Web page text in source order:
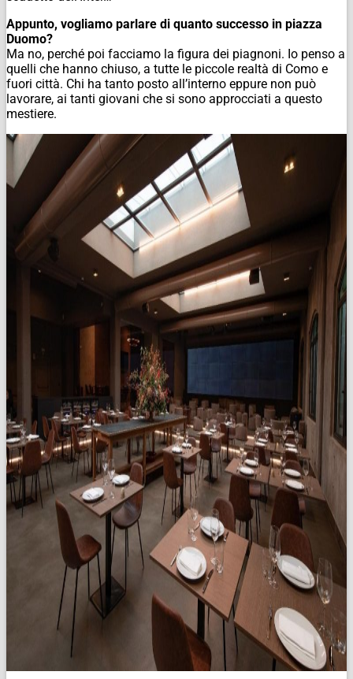
Appunto, vogliamo parlare di quanto successo in piazza
Duomo?
Ma no, perché poi facciamo la figura dei piagnoni. Io penso a
quelli che hanno chiuso, a tutte le piccole realtà di Como e
fuori città. Chi ha tanto posto all’interno eppure non può
lavorare, ai tanti giovani che si sono approcciati a questo
mestiere.